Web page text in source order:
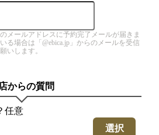
メールアドレスに予約完了メールが届きま
る場合は「@ebica.jp」からのメールを受信
いします。
からの質問
任意
選択